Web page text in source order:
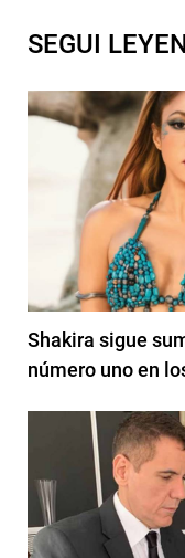
SEGUI
Shakira sigue
número uno en